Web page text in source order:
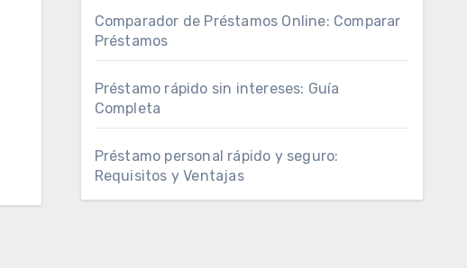
Comparador de Préstamos Online: Comparar
Préstamos
Préstamo rápido sin intereses: Guía
Completa
Préstamo personal rápido y seguro:
Requisitos y Ventajas